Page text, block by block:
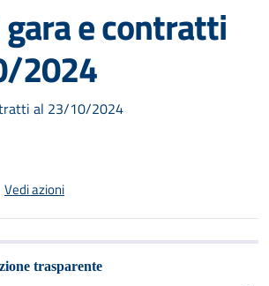
e contratti
2024
al 23/10/2024
Vedi azioni
trasparente